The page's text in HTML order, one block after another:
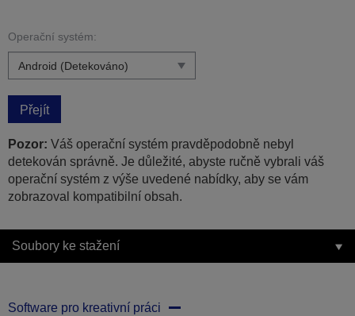
Operační systém:
Přejít
Pozor: Váš operační systém pravděpodobně nebyl
detekován správně. Je důležité, abyste ručně vybrali váš
operační systém z výše uvedené nabídky, aby se vám
zobrazoval kompatibilní obsah.
Soubory ke stažení
Software pro kreativní práci